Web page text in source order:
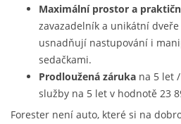
Maximální prostor a
zavazadelník a unikátní
usnadňují nastupování i
sedačkami.
Prodloužená záruka na 5 let
služby na 5 let v hodnotě 23
Forester není auto, které si na